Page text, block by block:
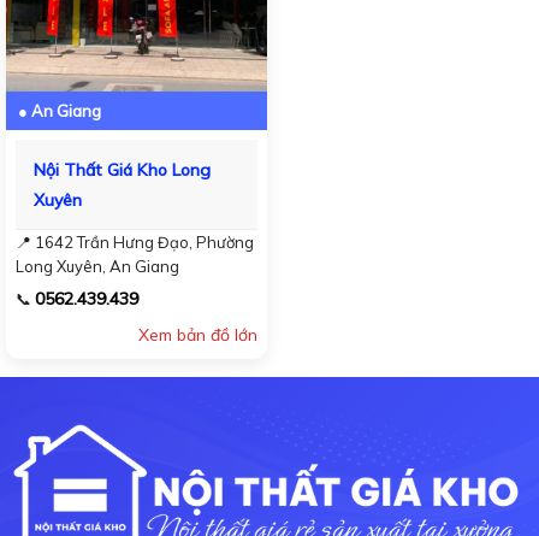
● An Giang
Nội Thất Giá Kho Long
Xuyên
📍 1642 Trần Hưng Đạo, Phường
Long Xuyên, An Giang
📞 0562.439.439
Xem bản đồ lớn